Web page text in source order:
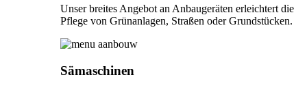
Unser breites Angebot an Anbaugeräten erleichtert die
Pflege von Grünanlagen, Straßen oder Grundstücken.
Sämaschinen